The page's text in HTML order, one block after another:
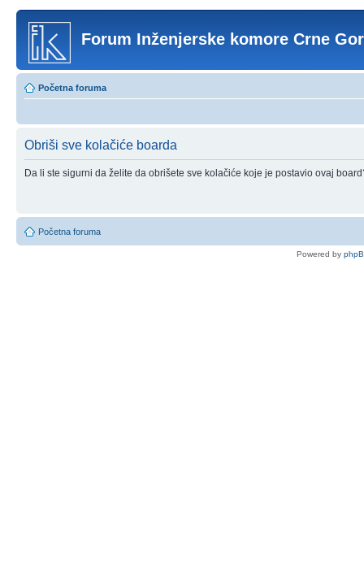
Forum Inženjerske komore Crne
Početna foruma
Obriši sve kolačiće boarda
Da li ste sigurni da želite da obrišete sve kolačiće koje je postavio ovaj
Početna foruma
Powered by